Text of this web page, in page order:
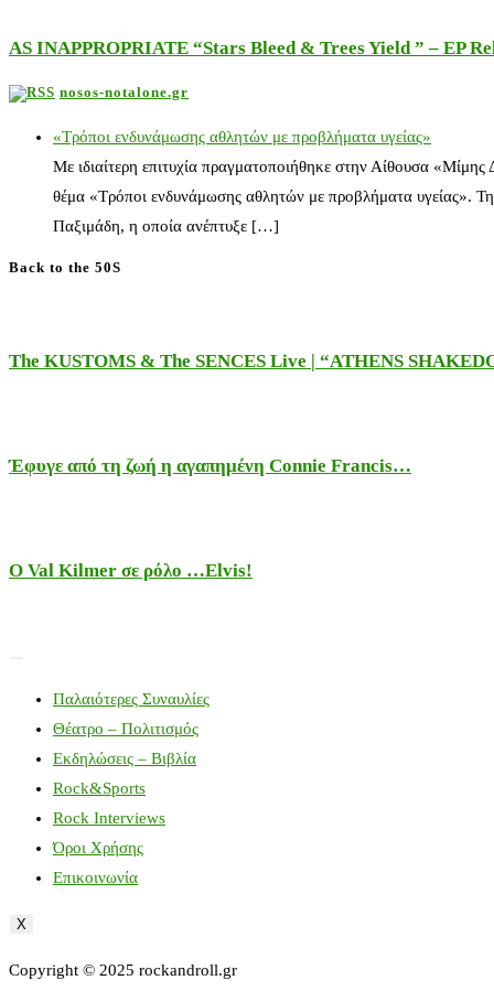
AS INAPPROPRIATE “Stars Bleed & Trees Yield ” – EP
nosos-notalone.gr
«Τρόποι ενδυνάμωσης αθλητών με προβλήματα υγείας»
Με ιδιαίτερη επιτυχία πραγματοποιήθηκε στην Αίθουσα
θέμα «Τρόποι ενδυνάμωσης αθλητών με προβλήματα υγείας».
Παξιμάδη, η οποία ανέπτυξε […]
Back to the 50S
The KUSTOMS & The SENCES Live | “ATHENS
Έφυγε από τη ζωή η αγαπημένη Connie Francis…
Ο Val Kilmer σε ρόλο …Elvis!
Παλαιότερες Συναυλίες
Θέατρο – Πολιτισμός
Εκδηλώσεις – Βιβλία
Rock&Sports
Rock Interviews
Όροι Χρήσης
Επικοινωνία
X
Copyright © 2025 rockandroll.gr